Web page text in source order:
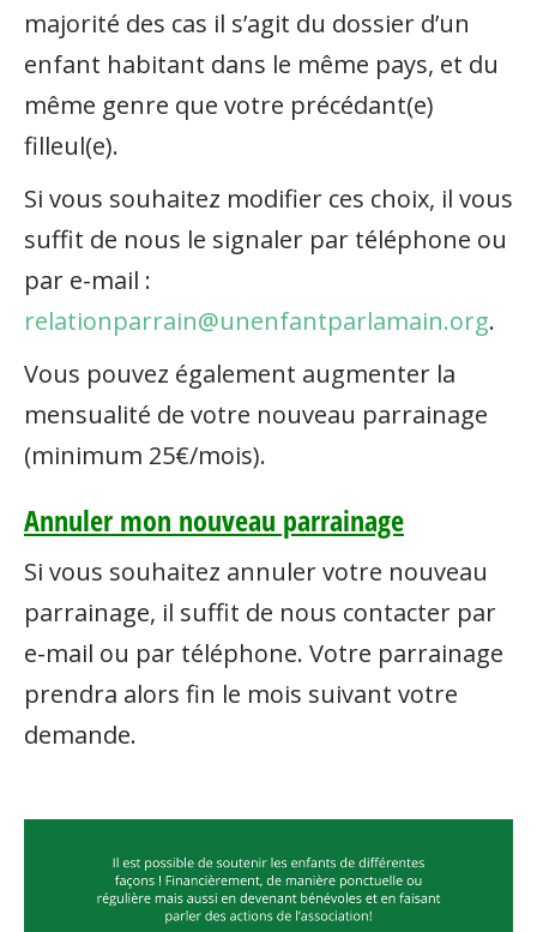
majorité des cas il s’agit du dossier d’un
enfant habitant dans le même pays, et du
même genre que votre précédant(e)
filleul(e).
Si vous souhaitez modifier ces choix, il vous
suffit de nous le signaler par téléphone ou
par e-mail :
relationparrain@unenfantparlamain.org.
Vous pouvez également augmenter la
mensualité de votre nouveau parrainage
(minimum 25€/mois).
Annuler mon nouveau parrainage
Si vous souhaitez annuler votre nouveau
parrainage, il suffit de nous contacter par
e-mail ou par téléphone. Votre parrainage
prendra alors fin le mois suivant votre
demande.